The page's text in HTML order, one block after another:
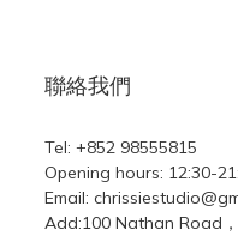
聯絡我們
Tel: +852 98555815
Opening hours: 12:30-
Email:
Add:100 Nathan Road